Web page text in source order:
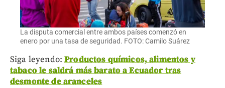
La disputa comercial entre ambos países comenzó en
enero por una tasa de seguridad. FOTO: Camilo Suárez
Siga leyendo:Productos químicos, alimentos y
tabaco le saldrá más barato a Ecuador tras
desmonte de aranceles